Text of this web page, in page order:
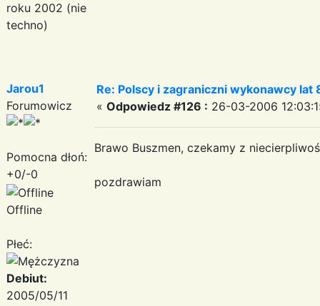
roku 2002 (nie
techno)
Jarou1
Forumowicz
Pomocna dłoń:
+0/-0
Offline
Płeć:
Debiut:
2005/05/11
Re: Polscy i zagraniczni wykonawcy
« Odpowiedz #126 : 26-03-2006
Brawo Buszmen, czekamy z
pozdrawiam